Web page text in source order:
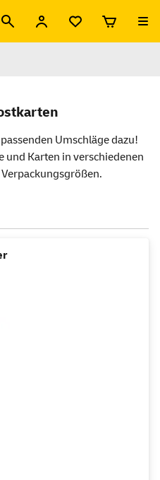
Umschläge dazu!
und Karten in verschiedenen